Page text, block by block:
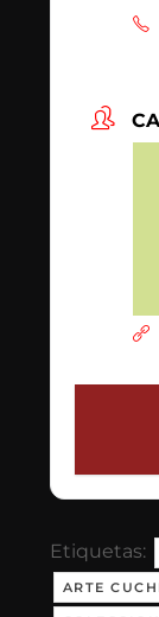
Etiquetas:
ARTE